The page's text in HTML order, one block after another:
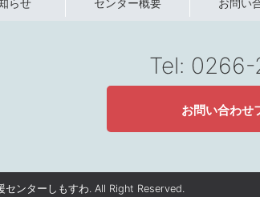
らせ センター概要 お問い
Tel:
お問い合わせ
ンターしもすわ. All Right Reserved.